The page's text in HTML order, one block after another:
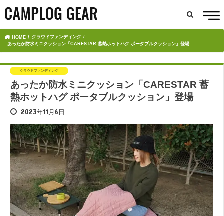
HOME
クラウドファンディング
あったか防水ミニクッション「CARESTAR 蓄熱ホットハグ ポータブルクッション」登場
クラウドファンディング
あったか防水ミニクッション「CARESTAR 蓄
熱ホットハグ ポータブルクッション」登場
2023年11月6日